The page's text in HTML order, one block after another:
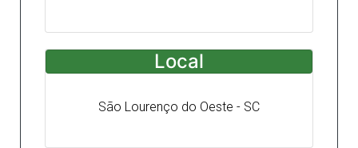
Local
São Lourenço do Oeste - SC